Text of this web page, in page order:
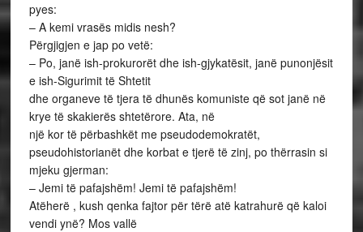
pyes:
– A kemi vrasës midis nesh?
Përgjigjen e jap po vetë:
– Po, janë ish-prokurorët dhe ish-gjykatësit, janë punonjësit
e ish-Sigurimit të Shtetit
dhe organeve të tjera të dhunës komuniste që sot janë në
krye të skakierës shtetërore. Ata, në
një kor të përbashkët me pseudodemokratët,
pseudohistorianët dhe korbat e tjerë të zinj, po thërrasin si
mjeku gjerman:
– Jemi të pafajshëm! Jemi të pafajshëm!
Atëherë , kush qenka fajtor për tërë atë katrahurë që kaloi
vendi ynë? Mos vallë